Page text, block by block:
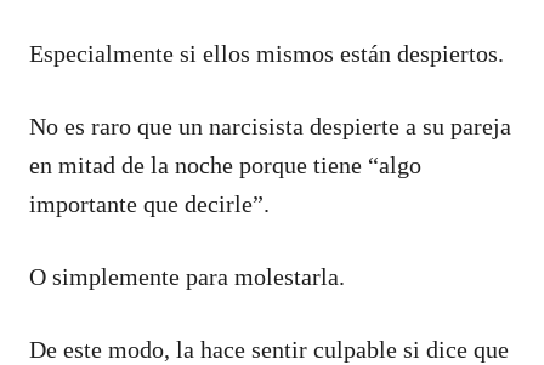
Especialmente si ellos mismos están despiertos.
No es raro que un narcisista despierte a su pareja
en mitad de la noche porque tiene “algo
importante que decirle”.
O simplemente para molestarla.
De este modo, la hace sentir culpable si dice que